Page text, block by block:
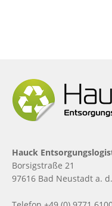
Hauck
Borsigstraße 21
97616 Bad Neustadt a.